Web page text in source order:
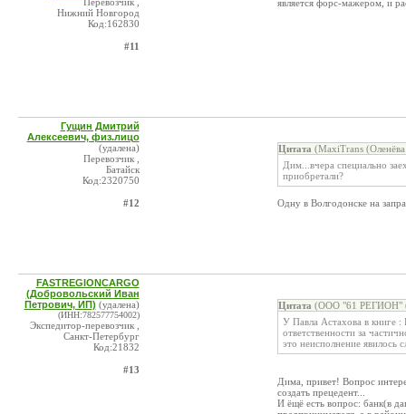
Нижний Новгород
Код:162830
#11
является форс-мажером, и
Гущин Дмитрий
Алексеевич, физ.лицо
(удалена)
Перевозчик ,
Батайск
Код:2320750
#12
Цитата (MaxiTrans
Дим...вчера специально
приобретали?
Одну в Волгодонске на
FASTREGIONCARGO
(Добровольский Иван
Петрович, ИП) (удалена)
(ИНН:782577754002)
Экспедитор-перевозчик ,
Санкт-Петербург
Код:21832
#13
Цитата (ООО "61 РЕГИОН"
У Павла Астахова в книге
ответственности за
это неисполнение явилось
Дима, привет! Вопрос
создать прецедент...
И ёщё есть вопрос: банк(в